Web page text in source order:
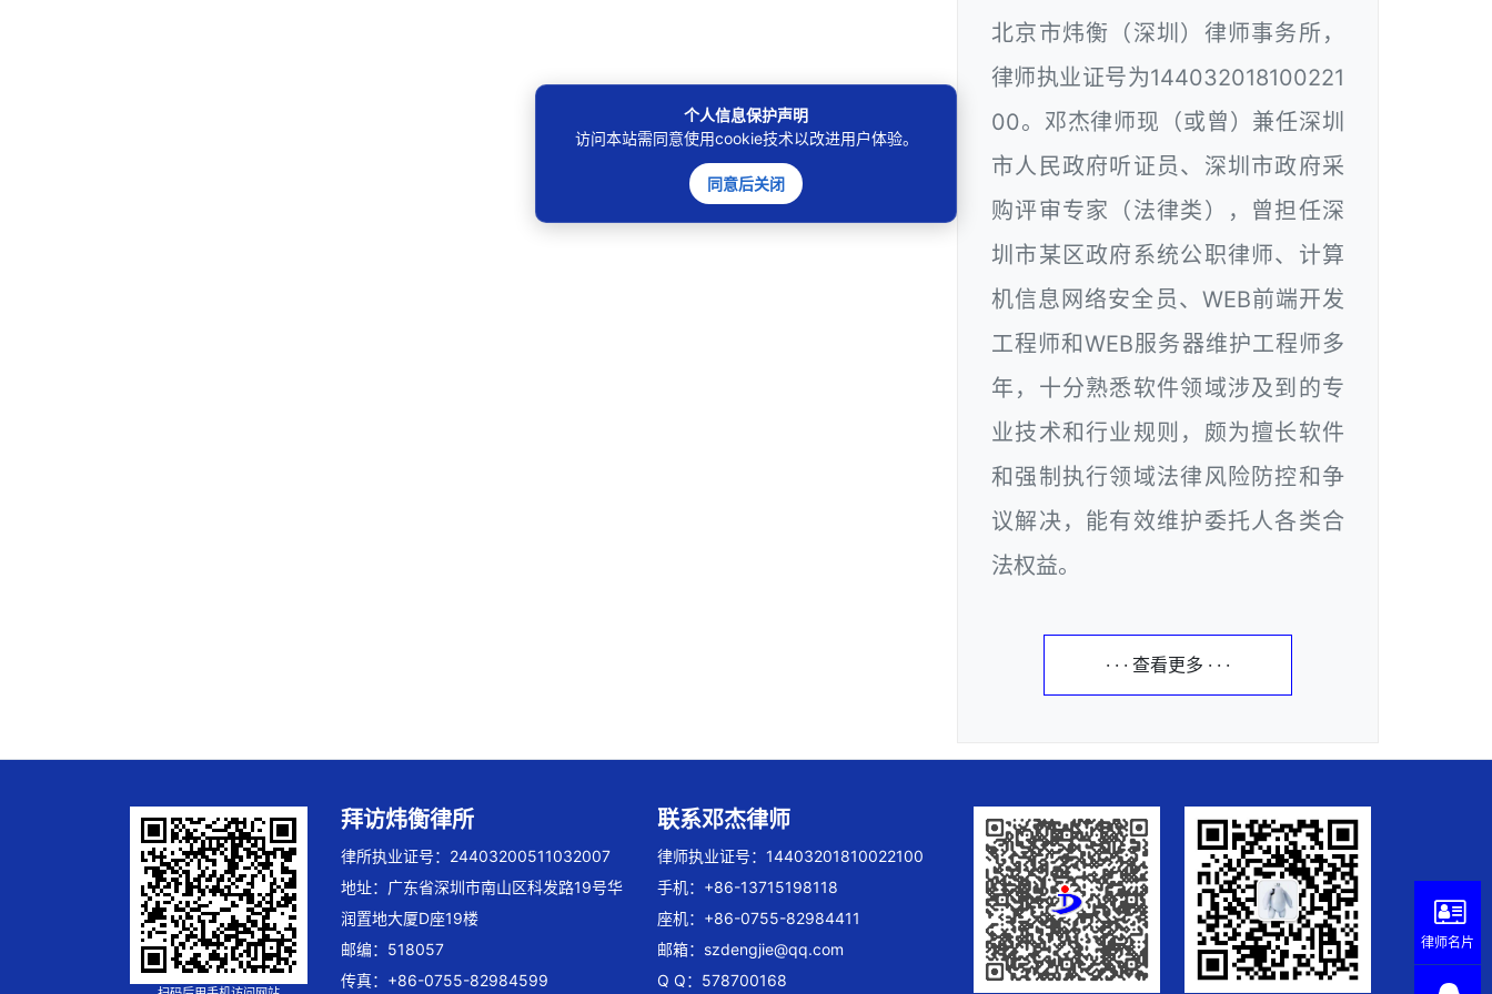
北京市炜衡（深圳）律师事务所，
律师执业证号为144032018100221
00。邓杰律师现（或曾）兼任深圳
市人民政府听证员、深圳市政府采
购评审专家（法律类），曾担任深
圳市某区政府系统公职律师、计算
机信息网络安全员、WEB前端开发
工程师和WEB服务器维护工程师多
年，十分熟悉软件领域涉及到的专
业技术和行业规则，颇为擅长软件
和强制执行领域法律风险防控和争
议解决，能有效维护委托人各类合
法权益。
· · · 查看更多 · · ·
拜访炜衡律所
律所执业证号：24403200511032007
地址：广东省深圳市南山区科发路19号华
润置地大厦D座19楼
邮编：518057
传真：+86-0755-82984599
联系邓杰律师
律师执业证号：14403201810022100
手机：+86-13715198118
座机：+86-0755-82984411
邮箱： szdengjie@qq.com
Q Q：578700168
个人信息保护声明
访问本站需同意使用cookie技术以改进用户体验。
同意后关闭
律师名片